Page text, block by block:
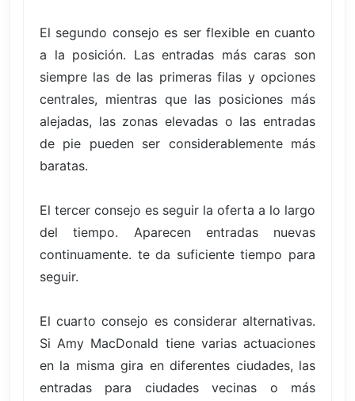
El segundo consejo es ser flexible en cuanto
a la posición. Las entradas más caras son
siempre las de las primeras filas y opciones
centrales, mientras que las posiciones más
alejadas, las zonas elevadas o las entradas
de pie pueden ser considerablemente más
baratas.
El tercer consejo es seguir la oferta a lo largo
del tiempo. Aparecen entradas nuevas
continuamente. te da suficiente tiempo para
seguir.
El cuarto consejo es considerar alternativas.
Si Amy MacDonald tiene varias actuaciones
en la misma gira en diferentes ciudades, las
entradas para ciudades vecinas o más